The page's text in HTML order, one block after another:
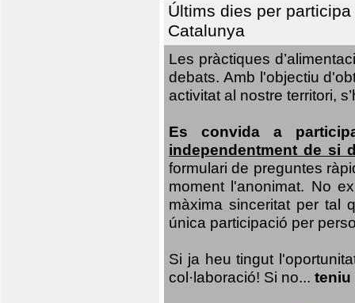
Últims dies per
Catalunya
Les pràctiques
debats. Amb l'objectiu
activitat al nostre territori,
Es convida a
independentment de si
formulari de preguntes
moment l'anonimat. No
màxima sinceritat per tal
única participació per
Si ja heu tingut
col·laboració! Si no... teniu